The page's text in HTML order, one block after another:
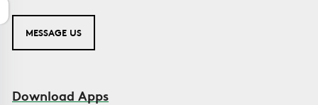
MESSAGE US
Download Apps